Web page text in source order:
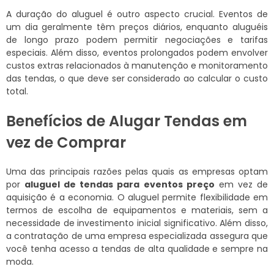
A duração do aluguel é outro aspecto crucial. Eventos de
um dia geralmente têm preços diários, enquanto aluguéis
de longo prazo podem permitir negociações e tarifas
especiais. Além disso, eventos prolongados podem envolver
custos extras relacionados à manutenção e monitoramento
das tendas, o que deve ser considerado ao calcular o custo
total.
Benefícios de Alugar Tendas em
vez de Comprar
Uma das principais razões pelas quais as empresas optam
por aluguel de tendas para eventos preço em vez de
aquisição é a economia. O aluguel permite flexibilidade em
termos de escolha de equipamentos e materiais, sem a
necessidade de investimento inicial significativo. Além disso,
a contratação de uma empresa especializada assegura que
você tenha acesso a tendas de alta qualidade e sempre na
moda.